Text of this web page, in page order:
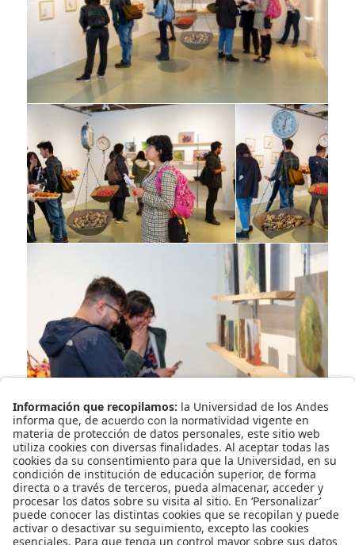
febrero 26, 2020
en2020